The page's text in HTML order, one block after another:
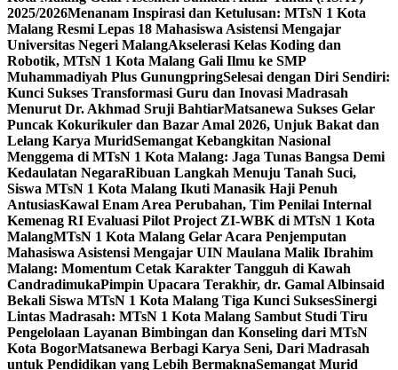
2025/2026Menanam Inspirasi dan Ketulusan: MTsN 1 Kota
Malang Resmi Lepas 18 Mahasiswa Asistensi Mengajar
Universitas Negeri MalangAkselerasi Kelas Koding dan
Robotik, MTsN 1 Kota Malang Gali Ilmu ke SMP
Muhammadiyah Plus GunungpringSelesai dengan Diri Sendiri:
Kunci Sukses Transformasi Guru dan Inovasi Madrasah
Menurut Dr. Akhmad Sruji BahtiarMatsanewa Sukses Gelar
Puncak Kokurikuler dan Bazar Amal 2026, Unjuk Bakat dan
Lelang Karya MuridSemangat Kebangkitan Nasional
Menggema di MTsN 1 Kota Malang: Jaga Tunas Bangsa Demi
Kedaulatan NegaraRibuan Langkah Menuju Tanah Suci,
Siswa MTsN 1 Kota Malang Ikuti Manasik Haji Penuh
AntusiasKawal Enam Area Perubahan, Tim Penilai Internal
Kemenag RI Evaluasi Pilot Project ZI-WBK di MTsN 1 Kota
MalangMTsN 1 Kota Malang Gelar Acara Penjemputan
Mahasiswa Asistensi Mengajar UIN Maulana Malik Ibrahim
Malang: Momentum Cetak Karakter Tangguh di Kawah
CandradimukaPimpin Upacara Terakhir, dr. Gamal Albinsaid
Bekali Siswa MTsN 1 Kota Malang Tiga Kunci SuksesSinergi
Lintas Madrasah: MTsN 1 Kota Malang Sambut Studi Tiru
Pengelolaan Layanan Bimbingan dan Konseling dari MTsN
Kota BogorMatsanewa Berbagi Karya Seni, Dari Madrasah
untuk Pendidikan yang Lebih BermaknaSemangat Murid